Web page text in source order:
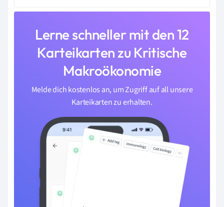
Lerne schneller mit den 12
Karteikarten zu Kritische
Makroökonomie
Melde dich kostenlos an, um Zugriff auf all unsere
Karteikarten zu erhalten.